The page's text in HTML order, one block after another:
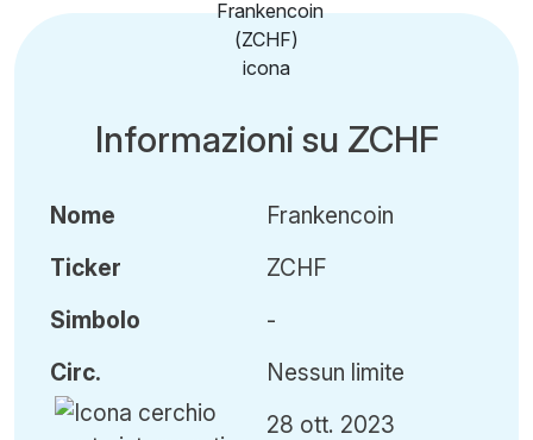
Informazioni su ZCHF
Nome
Ticker
Simbolo
Circ.
Frankencoin
ZCHF
-
Nessun limite
28 ott. 2023